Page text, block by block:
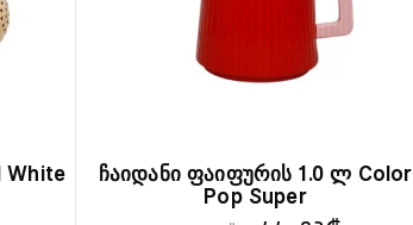
ჩაიდანი ფაიფურის 1.0 ლ Color
Pop Super